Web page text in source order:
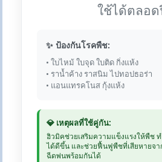
ใช้ได้ตลอ
✨ ป้องกันโรคพืช:
• ใบไหม้ ใบจุด ใบติด กิ่งแห้ง
• ราน้ำค้าง ราสนิม ไปทอปธอร่า
• แอนแทรคโนส กุ้งแห้ง
💎 เหตุผลที่ใช้คู่กัน:
ฮิวมิคช่วยเสริมความแข็งแรงให้พืช
ได้ดีขึ้น และช่วยฟื้นฟูพืชที่เสียหายจา
ฉีดพ่นพร้อมกันได้